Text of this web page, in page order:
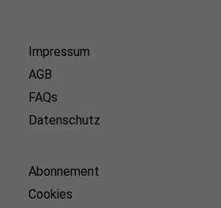
Impressum
AGB
FAQs
Datenschutz
Abonnement
Cookies